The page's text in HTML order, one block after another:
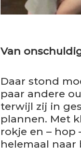
Van
Daar stond
paar andere
terwijl zij in
plannen. Met
rokje en – hop
helemaal naar